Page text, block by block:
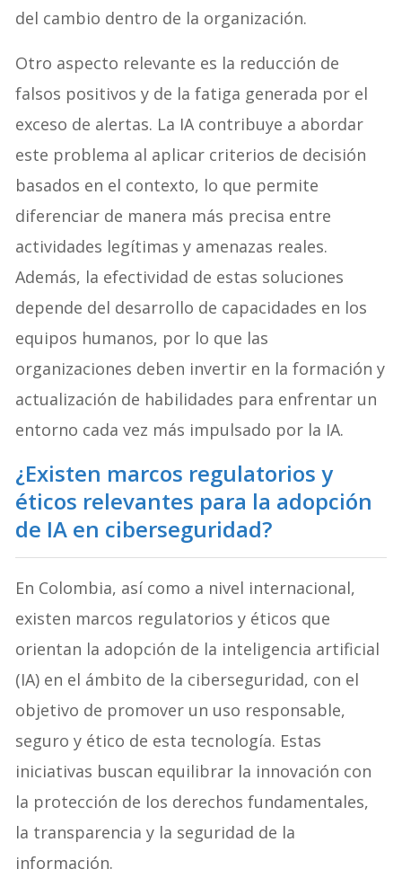
del cambio dentro de la organización.
Otro aspecto relevante es la reducción de
falsos positivos y de la fatiga generada por el
exceso de alertas. La IA contribuye a abordar
este problema al aplicar criterios de decisión
basados en el contexto, lo que permite
diferenciar de manera más precisa entre
actividades legítimas y amenazas reales.
Además, la efectividad de estas soluciones
depende del desarrollo de capacidades en los
equipos humanos, por lo que las
organizaciones deben invertir en la formación y
actualización de habilidades para enfrentar un
entorno cada vez más impulsado por la IA.
¿Existen marcos regulatorios y
éticos relevantes para la adopción
de IA en ciberseguridad?
En Colombia, así como a nivel internacional,
existen marcos regulatorios y éticos que
orientan la adopción de la inteligencia artificial
(IA) en el ámbito de la ciberseguridad, con el
objetivo de promover un uso responsable,
seguro y ético de esta tecnología. Estas
iniciativas buscan equilibrar la innovación con
la protección de los derechos fundamentales,
la transparencia y la seguridad de la
información.